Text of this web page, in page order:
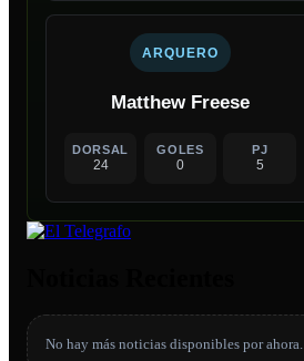
ARQUERO
Matthew Freese
DORSAL
24
GOLES
0
PJ
5
No hay más noticias disponibles por ahora.